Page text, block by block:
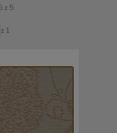
z 5
z 1